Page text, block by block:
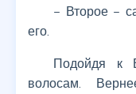
– Второе –
его.
Подойдя к
волосам.